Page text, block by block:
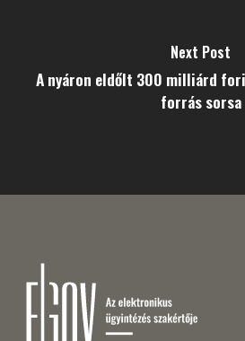
Next Post
A nyáron eldőlt 300 milliárd
forrás sorsa